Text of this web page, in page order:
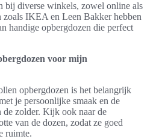
bij diverse winkels, zowel online als
zoals IKEA en Leen Bakker hebben
handige opbergdozen die perfect
voor mijn
opbergdozen is het belangrijk
je persoonlijke smaak en de
de zolder. Kijk ook naar de
van de dozen, zodat ze goed
ruimte.